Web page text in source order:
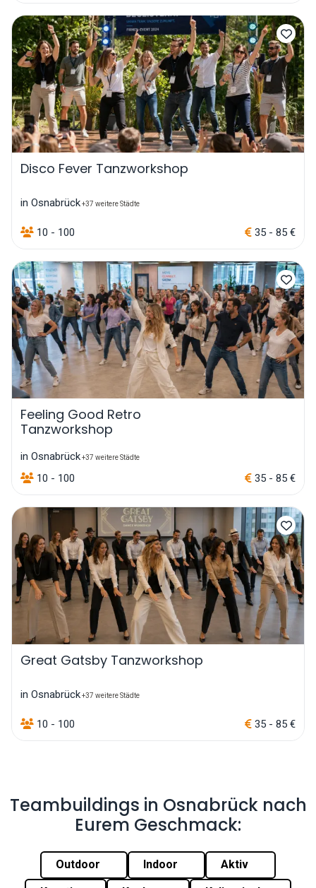
Disco Fever Tanzworkshop
in Osnabrück+37 weitere Städte
10 - 100 35 - 85 €
Feeling Good Retro
Tanzworkshop
in Osnabrück+37 weitere Städte
10 - 100 35 - 85 €
Great Gatsby Tanzworkshop
in Osnabrück+37 weitere Städte
10 - 100 35 - 85 €
Teambuildings in Osnabrück nach
Eurem Geschmack:
Outdoor Indoor Aktiv